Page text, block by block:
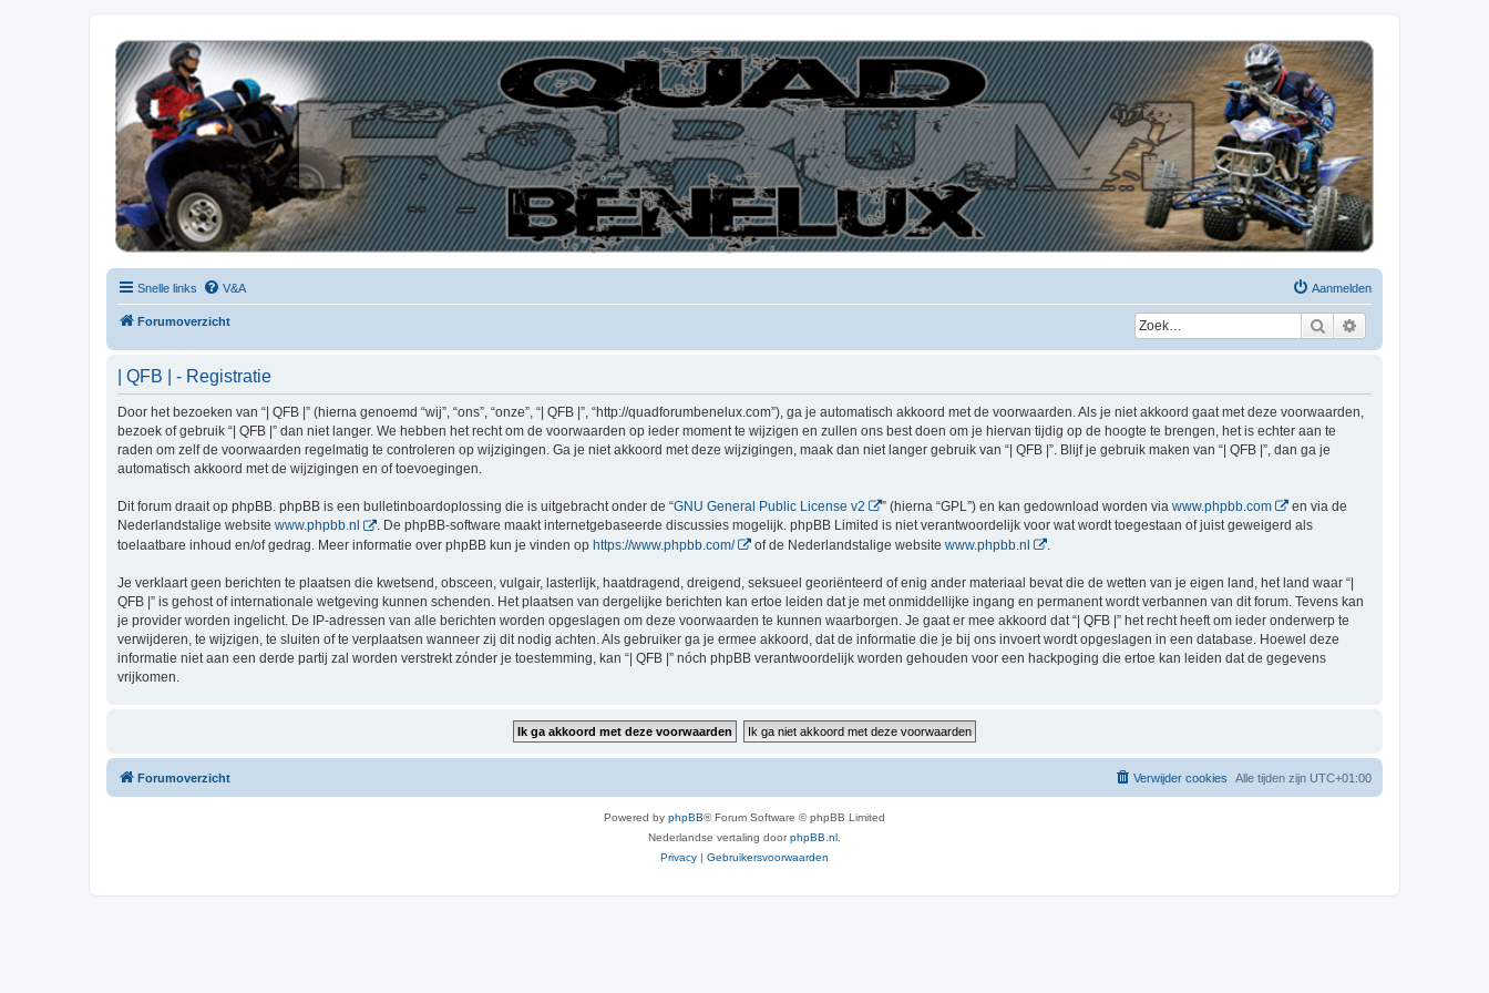
| QFB |
Hét quadforum van de Benelux
Snelle links V&A Aanmelden
Forumoverzicht Zoek
| QFB | - Registratie
Door het bezoeken van “| QFB |” (hierna genoemd “wij”, “ons”, “onze”, “| QFB |”, “http://quadforumbenelux.com”), ga je automatisch akkoord met de voorwaarden. Als je niet akkoord gaat met deze voorwaarden,
bezoek of gebruik “| QFB |” dan niet langer. We hebben het recht om de voorwaarden op ieder moment te wijzigen en zullen ons best doen om je hiervan tijdig op de hoogte te brengen, het is echter aan te
raden om zelf de voorwaarden regelmatig te controleren op wijzigingen. Ga je niet akkoord met deze wijzigingen, maak dan niet langer gebruik van “| QFB |”. Blijf je gebruik maken van “| QFB |”, dan ga je
automatisch akkoord met de wijzigingen en of toevoegingen.
Dit forum draait op phpBB. phpBB is een bulletinboardoplossing die is uitgebracht onder de “GNU General Public License v2 ” (hierna “GPL”) en kan gedownload worden via www.phpbb.com
en via de
Nederlandstalige website www.phpbb.nl
. De phpBB-software maakt internetgebaseerde discussies mogelijk. phpBB Limited is niet verantwoordelijk voor wat wordt toegestaan of juist geweigerd als
toelaatbare inhoud en/of gedrag. Meer informatie over phpBB kun je vinden op https://www.phpbb.com/ of de Nederlandstalige website www.phpbb.nl
Je verklaart geen berichten te plaatsen die kwetsend, obsceen, vulgair, lasterlijk, haatdragend, dreigend, seksueel georiënteerd of enig ander materiaal bevat die de wetten van je eigen land, het land waar “|
QFB |” is gehost of internationale wetgeving kunnen schenden. Het plaatsen van dergelijke berichten kan ertoe leiden dat je met onmiddellijke ingang en permanent wordt verbannen van dit forum. Tevens kan
je provider worden ingelicht. De IP-adressen van alle berichten worden opgeslagen om deze voorwaarden te kunnen waarborgen. Je gaat er mee akkoord dat “| QFB |” het recht heeft om ieder onderwerp te
verwijderen, te wijzigen, te sluiten of te verplaatsen wanneer zij dit nodig achten. Als gebruiker ga je ermee akkoord, dat de informatie die je bij ons invoert wordt opgeslagen in een database. Hoewel deze
informatie niet aan een derde partij zal worden verstrekt zónder je toestemming, kan “| QFB |” nóch phpBB verantwoordelijk worden gehouden voor een hackpoging die ertoe kan leiden dat de gegevens
vrijkomen.
Forumoverzicht Alle tijden zijn UTC+01:00
Verwijder cookies
Powered by phpBB® Forum Software © phpBB Limited
Nederlandse vertaling doorphpBB.nl
Privacy | Gebruikersvoorwaarden